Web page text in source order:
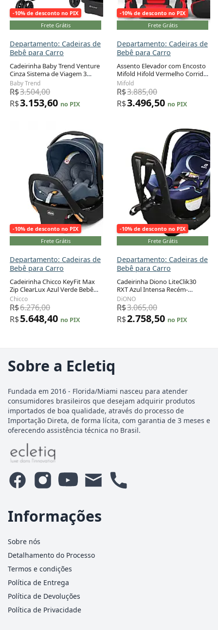
-10% de desconto no PIX
Frete Grátis
Departamento: Cadeiras de
Bebê para Carro
Cadeirinha Baby Trend Venture
Cinza Sistema de Viagem 3
Rodas com EZ-LIFT
Baby Trend
R$3.504,00
R$3.153,60 no PIX
-10% de desconto no PIX
Frete Grátis
Departamento: Cadeiras de
Bebê para Carro
Assento Elevador com Encosto
Mifold Hifold Vermelho Corrida
Dobrável 18,1 a 45,4 kg
Mifold
R$3.885,00
R$3.496,50 no PIX
-10% de desconto no PIX
Frete Grátis
Departamento: Cadeiras de
Bebê para Carro
Cadeirinha Chicco KeyFit Max
Zip ClearLux Azul Verde Bebê
1,8 a 13,6 kg com Toldo
Privacidade
Adicionar ao carrinho
Chicco
R$6.276,00
R$5.648,40 no PIX
-10% de desconto no PIX
Frete Grátis
Departamento: Cadeiras de
Bebê para Carro
Cadeirinha Diono LiteClik30
RXT Azul Intensa Recém-
nascido a 13,6 kg com Barra
Antirrotação
Adicionar ao carrinho
DiONO
R$3.065,00
R$2.758,50 no PIX
Sobre a Ecletiq
Fundada em 2016 - Florida/Miami nasceu para atender
consumidores brasileiros que desejam adquirir produtos
importados de boa qualidade, através do processo de
Importação Direta, de forma lícita, com garantia de 3 meses e
oferecendo assistência técnica no Brasil.
Informações
Sobre nós
Detalhamento do Processo
Termos e condições
Política de Entrega
Política de Devoluções
Política de Privacidade